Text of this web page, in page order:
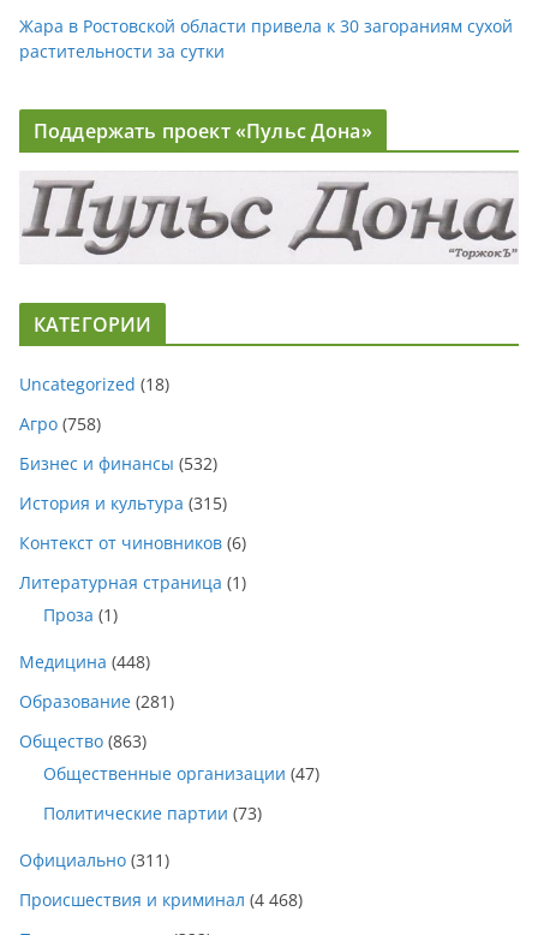
Жара в Ростовской области привела к 30 загораниям сухой
растительности за сутки
Поддержать проект «Пульс Дона»
КАТЕГОРИИ
Uncategorized (18)
Агро (758)
Бизнес и финансы (532)
История и культура (315)
Контекст от чиновников (6)
Литературная страница (1)
Проза (1)
Медицина (448)
Образование (281)
Общество (863)
Общественные организации (47)
Политические партии (73)
Официально (311)
Происшествия и криминал (4 468)